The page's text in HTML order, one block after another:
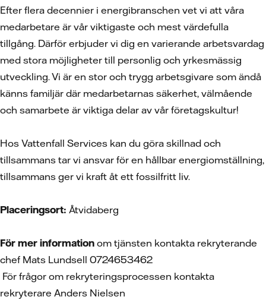
Efter flera decennier i energibranschen vet vi att våra
medarbetare är vår viktigaste och mest värdefulla
tillgång. Därför erbjuder vi dig en varierande arbetsvardag
med stora möjligheter till personlig och yrkesmässig
utveckling. Vi är en stor och trygg arbetsgivare som ändå
känns familjär där medarbetarnas säkerhet, välmående
och samarbete är viktiga delar av vår företagskultur!
Hos Vattenfall Services kan du göra skillnad och
tillsammans tar vi ansvar för en hållbar energiomställning,
tillsammans ger vi kraft åt ett fossilfritt liv.
Placeringsort: Åtvidaberg
För mer information om tjänsten kontakta rekryterande
chef Mats Lundsell 0724653462
För frågor om rekryteringsprocessen kontakta
rekryterare Anders Nielsen